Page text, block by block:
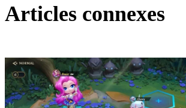
Articles connexes